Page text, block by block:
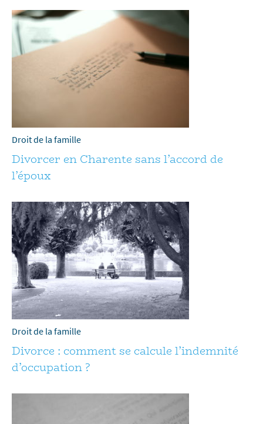
Droit de la famille
Divorcer en Charente sans l’accord de
l’époux
Droit de la famille
Divorce : comment se calcule l’indemnité
d’occupation ?